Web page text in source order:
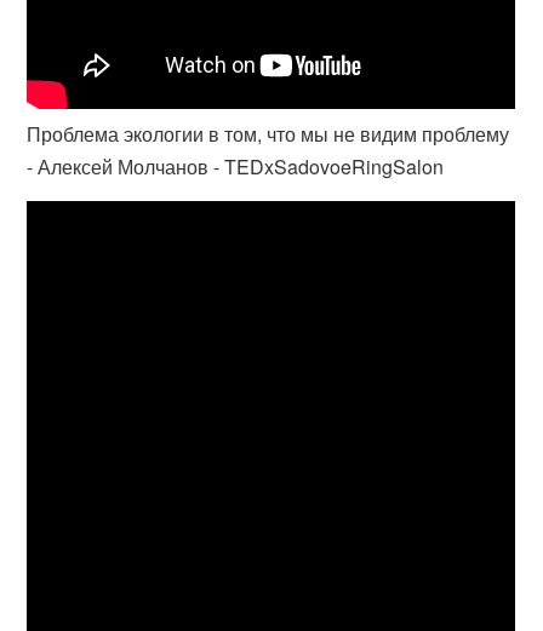
Проблема экологии в том, что мы не видим проблему
- Алексей Молчанов - TEDxSadovoeRingSalon